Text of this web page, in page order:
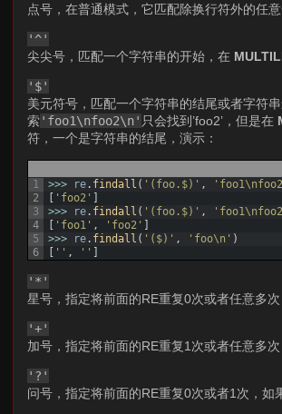
点号，在普通模式，它匹配除换行符外的任
'^'
尖尖号，匹配一个字符串的开始，在
'$'
美元符号，匹配一个字符串的结尾或者字符
索'foo1\nfoo2\n' 只会找到’foo2’，但是在
符，一个是字符串的结尾，演示：
1
2
3
4
5
6
>>> re. findall ( '(foo.$)' ,
[ 'foo2' ]
>>>
re. findall ( '(foo.$)' ,
[ 'foo1' , 'foo2' ]
>>>
re. findall ( '($)' , 'foo\n' )
[ '' , '' ]
'*'
星号，指定将前面的RE重复0次或者任意多
'+'
加号，指定将前面的RE重复1次或者任意多
'?'
问号，指定将前面的RE重复0次或者1次，如